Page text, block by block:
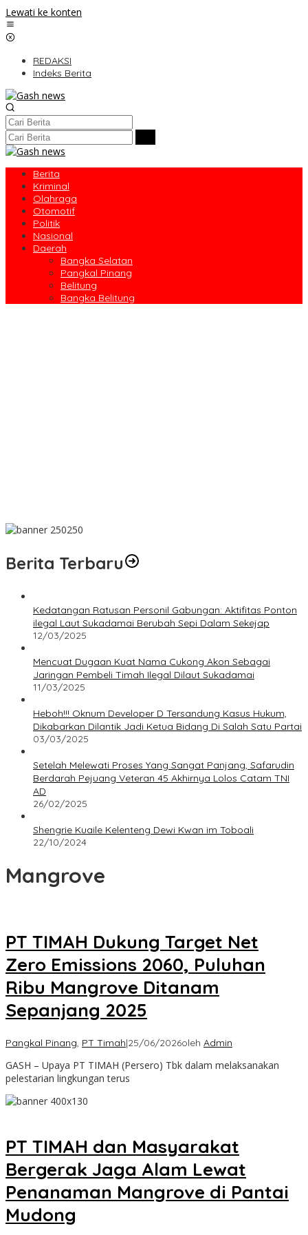
Lewati ke konten
REDAKSI
Indeks Berita
Berita
Kriminal
Olahraga
Otomotif
Politik
Nasional
Daerah
Bangka Selatan
Pangkal Pinang
Belitung
Bangka Belitung
Berita Terbaru
Kedatangan Ratusan Personil Gabungan: Aktifitas Ponton
ilegal Laut Sukadamai Berubah Sepi Dalam Sekejap
12/03/2025
Mencuat Dugaan Kuat Nama Cukong Akon Sebagai
Jaringan Pembeli Timah Ilegal Dilaut Sukadamai
11/03/2025
Heboh!!! Oknum Developer D Tersandung Kasus Hukum,
Dikabarkan Dilantik Jadi Ketua Bidang Di Salah Satu Partai
03/03/2025
Setelah Melewati Proses Yang Sangat Panjang, Safarudin
Berdarah Pejuang Veteran 45 Akhirnya Lolos Catam TNI
AD
26/02/2025
Shengrie Kuaile Kelenteng Dewi Kwan im Toboali
22/10/2024
Mangrove
PT TIMAH Dukung Target Net
Zero Emissions 2060, Puluhan
Ribu Mangrove Ditanam
Sepanjang 2025
Pangkal Pinang, PT Timah|25/06/2026oleh Admin
GASH – Upaya PT TIMAH (Persero) Tbk dalam melaksanakan
pelestarian lingkungan terus
PT TIMAH dan Masyarakat
Bergerak Jaga Alam Lewat
Penanaman Mangrove di Pantai
Mudong